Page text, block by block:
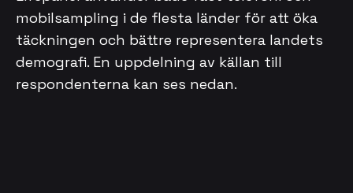
mobilsampling i de flesta länder för att öka
täckningen och bättre representera landets
demografi. En uppdelning av källan till
respondenterna kan ses nedan.